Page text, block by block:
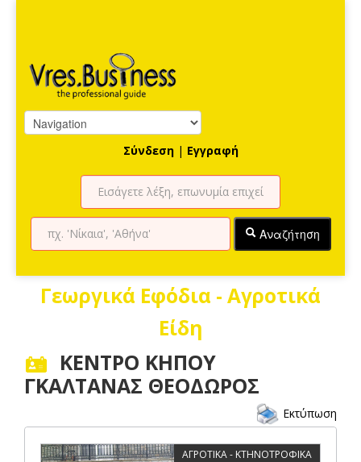
Σύνδεση | Εγγραφή
Αναζήτηση
Γεωργικά Εφόδια - Αγροτικά
Είδη
ΚΕΝΤΡΟ ΚΗΠΟΥ
ΓΚΑΛΤΑΝΑΣ ΘΕΟΔΩΡΟΣ
Εκτύπωση
ΑΓΡΟΤΙΚΑ - ΚΤΗΝΟΤΡΟΦΙΚΑ